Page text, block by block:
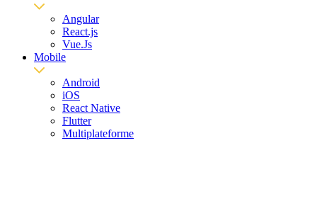
Angular
React.js
Vue.Js
Mobile
Android
iOS
React Native
Flutter
Multiplateforme